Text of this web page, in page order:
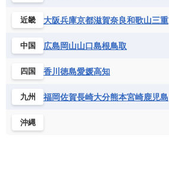
近畿 大阪兵庫京都滋賀奈良和歌山三重
中国 広島岡山山口島根鳥取
四国 香川 徳島愛媛高知
九州 福岡佐賀長崎大分熊本宮崎鹿児島
沖縄